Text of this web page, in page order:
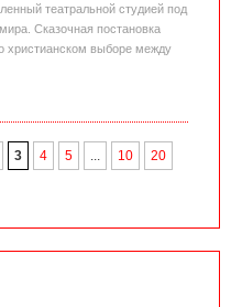
театральной студией под
Сказочная постановка
христианском выборе между
3 4 5 ... 10 20